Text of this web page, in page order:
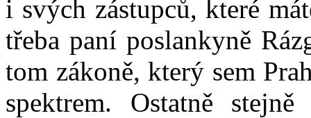
i svých zástupců, které
třeba paní poslankyně
tom zákoně, který sem
spektrem. Ostatně